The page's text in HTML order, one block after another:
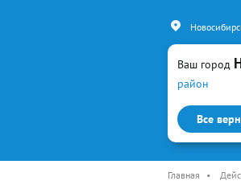
Ваш город
район
Все
Главная •